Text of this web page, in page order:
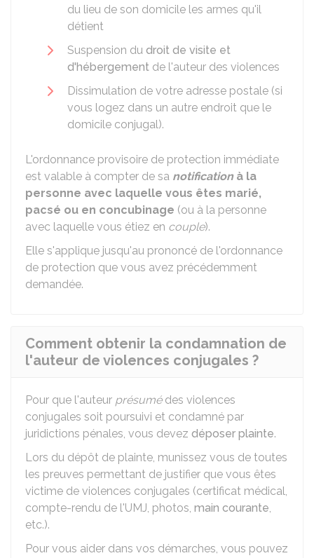
du lieu de son domicile les armes qu'il
détient
Suspension du droit de visite et
d'hébergement de l'auteur des violences
Dissimulation de votre adresse postale (si
vous logez dans un autre endroit que le
domicile conjugal).
L'ordonnance provisoire de protection immédiate
est valable à compter de sa notificationà la
personne avec laquelle vous êtes marié,
pacsé ou en concubinage (ou à la personne
avec laquelle vous étiez en couple).
Elle s'applique jusqu'au prononcé de l'ordonnance
de protection que vous avez précédemment
demandée.
Comment obtenir la condamnation de
l'auteur de violences conjugales ?
Pour que l'auteur présumédes violences
conjugales soit poursuivi et condamné par
juridictions pénales, vous devez déposer plainte.
Lors du dépôt de plainte, munissez vous de toutes
les preuves permettant de justifier que vous êtes
victime de violences conjugales (certificat médical,
compte-rendu de l'UMJ, photos, main courante,
etc.).
Pour vous aider dans vos démarches, vous pouvez